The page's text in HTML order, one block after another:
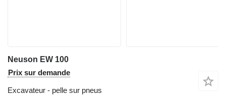
Neuson EW 100
Prix sur demande
Excavateur - pelle sur pneus